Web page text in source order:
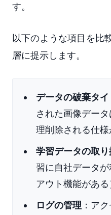
す。
以下のような項目を比
層に提示します。
データの破棄タ
された画像デー
理削除される仕様
学習データの取
習に自社データ
アウト機能があ
ログの管理 ：ア